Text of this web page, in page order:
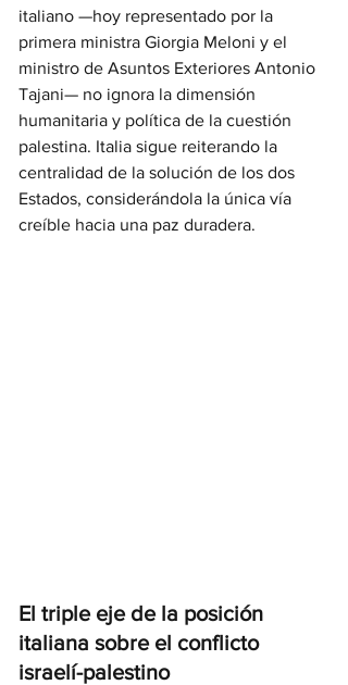
italiano —hoy representado por la
primera ministra Giorgia Meloni y el
ministro de Asuntos Exteriores Antonio
Tajani— no ignora la dimensión
humanitaria y política de la cuestión
palestina. Italia sigue reiterando la
centralidad de la solución de los dos
Estados, considerándola la única vía
creíble hacia una paz duradera.
El triple eje de la posición
italiana sobre el conflicto
israelí-palestino